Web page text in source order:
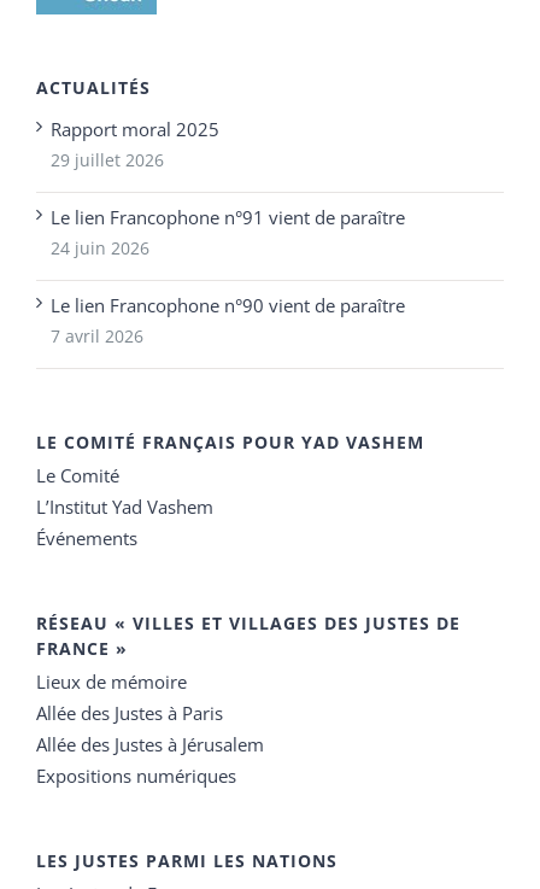
ACTUALITÉS
Rapport moral 2025
29 juillet 2026
Le lien Francophone n°91 vient de paraître
24 juin 2026
Le lien Francophone n°90 vient de paraître
7 avril 2026
LE COMITÉ FRANÇAIS POUR YAD VASHEM
Le Comité
L’Institut Yad Vashem
Événements
RÉSEAU « VILLES ET VILLAGES DES JUSTES DE
FRANCE »
Lieux de mémoire
Allée des Justes à Paris
Allée des Justes à Jérusalem
Expositions numériques
LES JUSTES PARMI LES NATIONS